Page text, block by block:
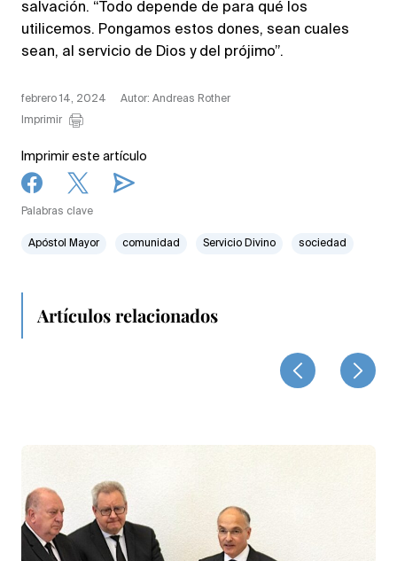
salvación. “Todo depende de para qué los
utilicemos. Pongamos estos dones, sean cuales
sean, al servicio de Dios y del prójimo”.
febrero 14, 2024
Autor: Andreas Rother
Imprimir
Imprimir este artículo
Palabras clave
Apóstol Mayor comunidad Servicio Divino sociedad
Artículos relacionados